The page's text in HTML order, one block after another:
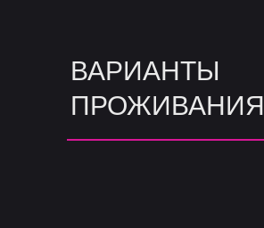
ВАРИАНТЫ
ПРОЖИВАНИЯ